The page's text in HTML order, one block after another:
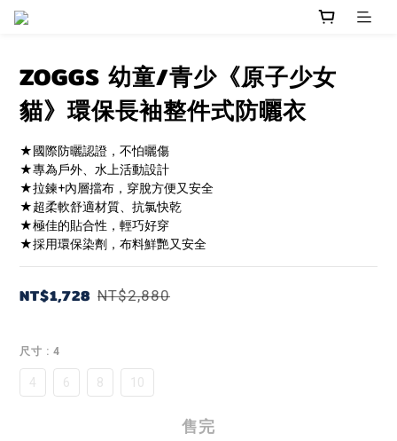
ZOGGS 幼童/青少《原子少女
貓》環保長袖整件式防曬衣
★國際防曬認證，不怕曬傷
★專為戶外、水上活動設計
★拉鍊+內層擋布，穿脫方便又安全
★超柔軟舒適材質、抗氯快乾
★極佳的貼合性，輕巧好穿
★採用環保染劑，布料鮮艷又安全
NT$1,728 NT$2,880
尺寸 : 4
4 6 8 10
售完